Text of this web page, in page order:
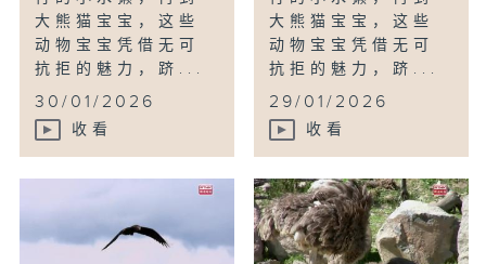
大熊猫宝宝，这些
动物宝宝凭借无可
抗拒的魅力，跻...
30/01/2026
收看
大熊猫宝宝，这些
动物宝宝凭借无可
抗拒的魅力，跻...
29/01/2026
收看